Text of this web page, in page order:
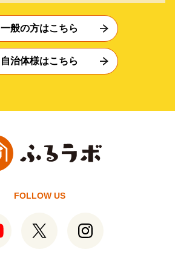
一般の方はこちら
自治体様はこちら
FOLLOW US